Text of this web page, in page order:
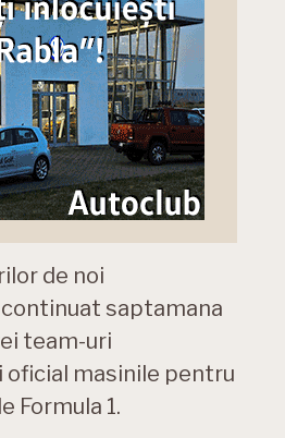
de noi
saptamana
team-uri
oficial masinile pentru
Formula 1.